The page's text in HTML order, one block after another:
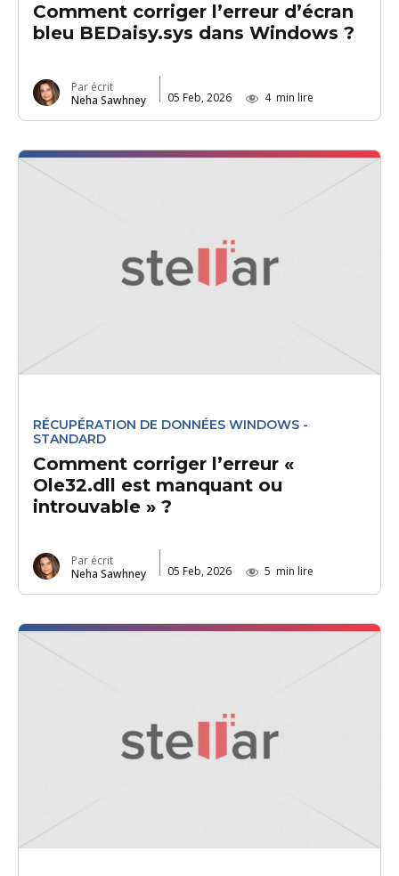
Comment corriger l’erreur d’écran
bleu BEDaisy.sys dans Windows ?
Par écrit
Neha Sawhney
05 Feb, 2026 4 min lire
RÉCUPÉRATION DE DONNÉES WINDOWS -
STANDARD
Comment corriger l’erreur «
Ole32.dll est manquant ou
introuvable » ?
Par écrit
Neha Sawhney
05 Feb, 2026 5 min lire